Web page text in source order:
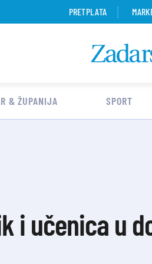
PRETPLATA
& ŽUPANIJA SPORT
i učenica u